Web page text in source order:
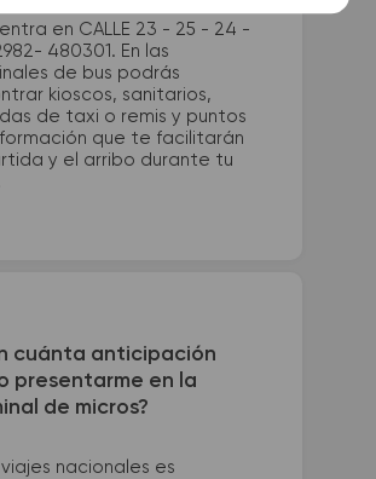
en CALLE 23 - 25 - 24 -
480301. En las
de bus podrás
kioscos, sanitarios,
de taxi o remis y puntos
que te facilitarán
y el arribo durante tu
cuánta anticipación
presentarme en la
de micros?
viajes nacionales es